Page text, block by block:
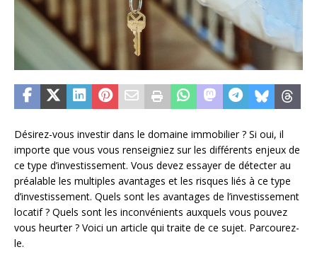
Désirez-vous investir dans le domaine immobilier ? Si oui, il
importe que vous vous renseigniez sur les différents enjeux de
ce type d’investissement. Vous devez essayer de détecter au
préalable les multiples avantages et les risques liés à ce type
d’investissement. Quels sont les avantages de l’investissement
locatif ? Quels sont les inconvénients auxquels vous pouvez
vous heurter ? Voici un article qui traite de ce sujet. Parcourez-
le.